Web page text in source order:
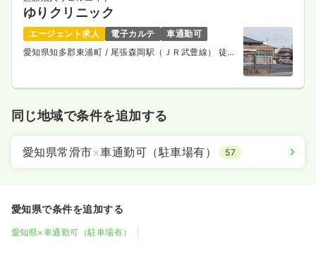
ゆりクリニック
エージェント求人 電子カルテ
車通勤可
愛知県知多郡東浦町 / 尾張森岡駅（ＪＲ武豊線） 徒歩
同じ地域で条件を追加する
愛知県常滑市×車通勤可（駐車場有） 57
愛知県で条件を追加する
愛知県×車通勤可（駐車場有）